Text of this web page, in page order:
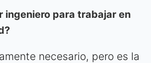
ingeniero para trabajar en
necesario, pero es la